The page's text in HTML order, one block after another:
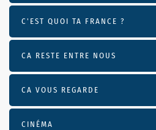
C'EST QUOI TA FRANCE ?
CA RESTE ENTRE NOUS
CA VOUS REGARDE
CINÉMA